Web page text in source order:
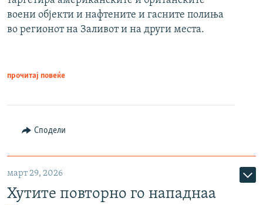
воени објекти и нафтените и гасните полиња
во регионот на Заливот и на други места.
прочитај повеќе
Сподели
март 29, 2026
Хутите повторно го нападнаа